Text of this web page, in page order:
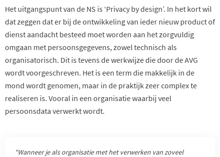
Het uitgangspunt van de NS is ‘Privacy by design’. In het kort wil
dat zeggen dat er bij de ontwikkeling van ieder nieuw product of
dienst aandacht besteed moet worden aan het zorgvuldig
omgaan met persoonsgegevens, zowel technisch als
organisatorisch. Dit is tevens de werkwijze die door de AVG
wordt voorgeschreven. Het is een term die makkelijk in de
mond wordt genomen, maar in de praktijk zeer complex te
realiseren is. Vooral in een organisatie waarbij veel
persoonsdata verwerkt wordt.
"Wanneer je als organisatie met het verwerken van zoveel